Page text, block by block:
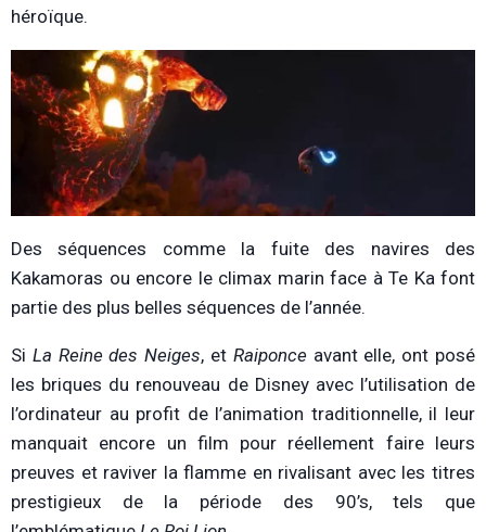
héroïque.
Des séquences comme la fuite des navires des
Kakamoras ou encore le climax marin face à Te Ka font
partie des plus belles séquences de l’année.
Si La Reine des Neiges, et Raiponce avant elle, ont posé
les briques du renouveau de Disney avec l’utilisation de
l’ordinateur au profit de l’animation traditionnelle, il leur
manquait encore un film pour réellement faire leurs
preuves et raviver la flamme en rivalisant avec les titres
prestigieux de la période des 90’s, tels que